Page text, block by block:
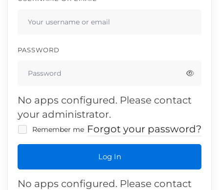
PASSWORD
No apps configured. Please contact
your administrator.
Remember me Forgot your password?
Log In
No apps configured. Please contact